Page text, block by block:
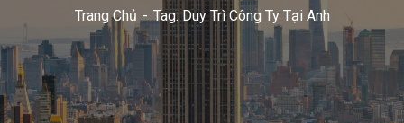
Trang Chủ Tag: Duy Trì Công Ty Tại Anh